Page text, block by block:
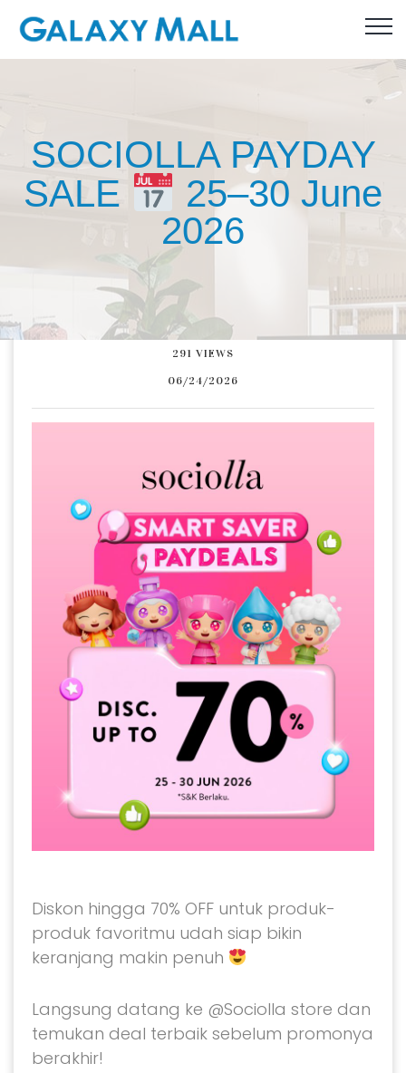
SOCIOLLA PAYDAY
SALE
25–30 June
2026
291 VIEWS
06/24/2026
Diskon hingga 70% OFF untuk produk-
produk favoritmu udah siap bikin
keranjang makin penuh
Langsung datang ke @Sociolla store dan
temukan deal terbaik sebelum promonya
berakhir!